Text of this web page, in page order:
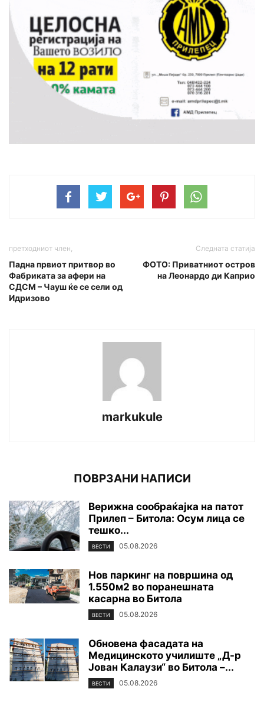
претходниот член,
Падна првиот притвор во
Фабриката за афери на
СДСМ – Чауш ќе се сели од
Идризово
Следната статија
ФОТО: Приватниот остров
на Леонардо ди Каприо
markukule
ПОВРЗАНИ НАПИСИ
Верижна сообраќајка на патот
Прилеп – Битола: Осум лица се
тешко...
ВЕСТИ 05.08.2026
Нов паркинг на површина од
1.550м2 во поранешната
касарна во Битола
ВЕСТИ 05.08.2026
Обновена фасадата на
Медицинското училиште „Д-р
Јован Калаузи“ во Битола –...
ВЕСТИ 05.08.2026